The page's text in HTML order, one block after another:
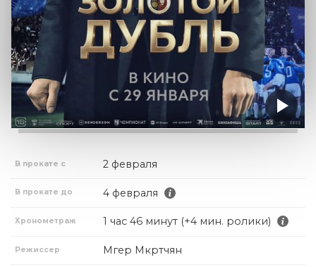
В прокате с 2 февраля
В прокате до 4 февраля
Хронометраж 1 час 46 минут (+4 мин. ролики)
Режиссер Мгер Мкртчян